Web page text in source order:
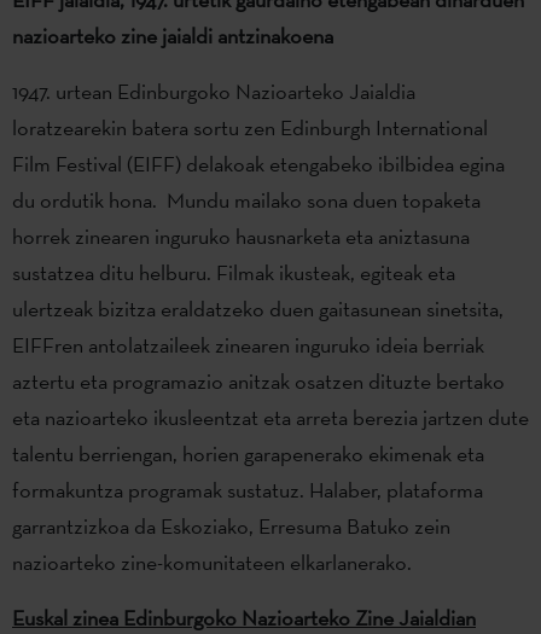
nazioarteko zine jaialdi antzinakoena
1947. urtean Edinburgoko Nazioarteko Jaialdia
loratzearekin batera sortu zen Edinburgh International
Film Festival (EIFF) delakoak etengabeko ibilbidea egina
du ordutik hona. Mundu mailako sona duen topaketa
horrek zinearen inguruko hausnarketa eta aniztasuna
sustatzea ditu helburu. Filmak ikusteak, egiteak eta
ulertzeak bizitza eraldatzeko duen gaitasunean sinetsita,
EIFFren antolatzaileek zinearen inguruko ideia berriak
aztertu eta programazio anitzak osatzen dituzte bertako
eta nazioarteko ikusleentzat eta arreta berezia jartzen dute
talentu berriengan, horien garapenerako ekimenak eta
formakuntza programak sustatuz. Halaber, plataforma
garrantzizkoa da Eskoziako, Erresuma Batuko zein
nazioarteko zine-komunitateen elkarlanerako.
Euskal zinea Edinburgoko Nazioarteko Zine Jaialdian